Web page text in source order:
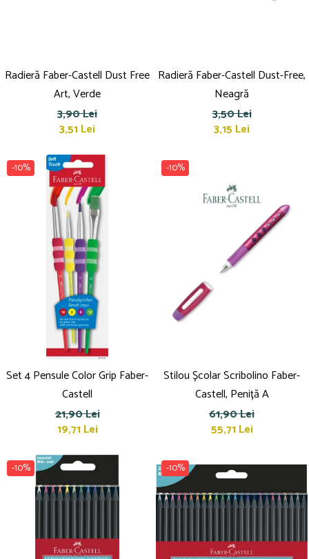
Radieră Faber-Castell Dust Free
Art, Verde
3,90 Lei
3,51 Lei
Radieră Faber-Castell Dust-Free,
Neagră
3,50 Lei
3,15 Lei
-10%
Set 4 Pensule Color Grip Faber-
Castell
21,90 Lei
19,71 Lei
-10%
Stilou Școlar Scribolino Faber-
Castell, Peniță A
61,90 Lei
55,71 Lei
-10% -10%